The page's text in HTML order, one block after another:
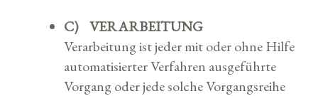
C) VERARBEITUNG
Verarbeitung ist jeder mit oder ohne Hilfe
automatisierter Verfahren ausgeführte
Vorgang oder jede solche Vorgangsreihe